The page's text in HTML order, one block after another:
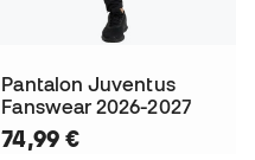
Pantalon Juventus
Fanswear 2026-2027
74,99 €